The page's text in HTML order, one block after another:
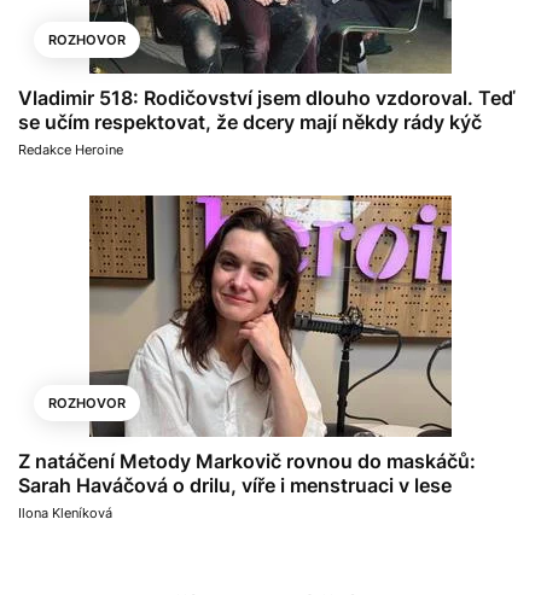
ROZHOVOR
Vladimir 518: Rodičovství jsem dlouho vzdoroval. Teď
se učím respektovat, že dcery mají někdy rády kýč
Redakce Heroine
ROZHOVOR
Z natáčení Metody Markovič rovnou do maskáčů:
Sarah Haváčová o drilu, víře i menstruaci v lese
Ilona Kleníková